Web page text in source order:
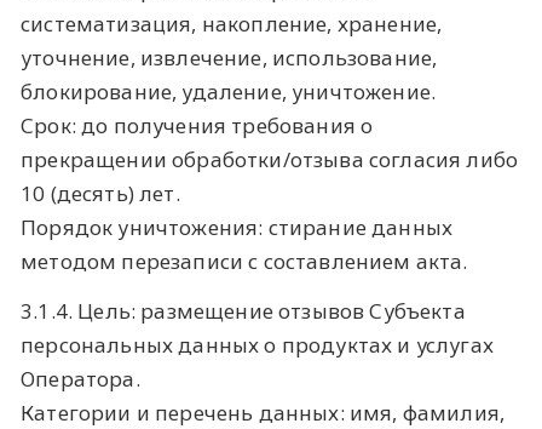
систематизация, накопление, хранение,
уточнение, извлечение, использование,
блокирование, удаление, уничтожение.
Срок: до получения требования о
прекращении обработки/отзыва согласия либо
10 (десять) лет.
Порядок уничтожения: стирание данных
методом перезаписи с составлением акта.
3.1.4. Цель: размещение отзывов Субъекта
персональных данных о продуктах и услугах
Оператора.
Категории и перечень данных: имя, фамилия,